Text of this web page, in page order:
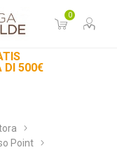
0
DI 500€
Point